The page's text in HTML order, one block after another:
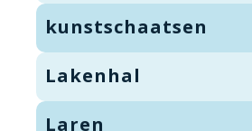
kunstschaatsen
Lakenhal
Laren